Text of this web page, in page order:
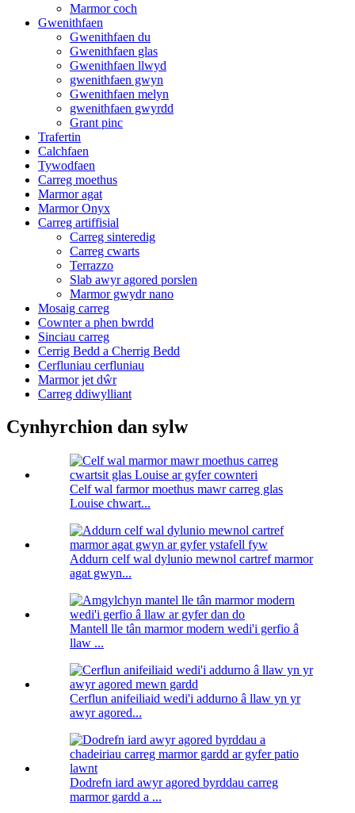
Marmor coch
Gwenithfaen
Gwenithfaen du
Gwenithfaen glas
Gwenithfaen llwyd
gwenithfaen gwyn
Gwenithfaen melyn
gwenithfaen gwyrdd
Grant pinc
Trafertin
Calchfaen
Tywodfaen
Carreg moethus
Marmor agat
Marmor Onyx
Carreg artiffisial
Carreg sinteredig
Carreg cwarts
Terrazzo
Slab awyr agored porslen
Marmor gwydr nano
Mosaig carreg
Cownter a phen bwrdd
Sinciau carreg
Cerrig Bedd a Cherrig Bedd
Cerfluniau cerfluniau
Marmor jet dŵr
Carreg ddiwylliant
Cynhyrchion dan sylw
Celf wal farmor moethus mawr carreg glas
Louise chwart...
Addurn celf wal dylunio mewnol cartref marmor
agat gwyn...
Mantell lle tân marmor modern wedi'i gerfio â
llaw ...
Cerflun anifeiliaid wedi'i addurno â llaw yn yr
awyr agored...
Dodrefn iard awyr agored byrddau carreg
marmor gardd a ...